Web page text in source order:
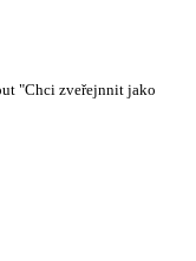
"Chci zveřejnnit jako